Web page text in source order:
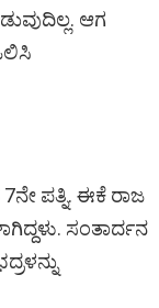
ಆಗ
7ನೇ ಪತ್ನಿ. ಈಕೆ ರಾಜ
ಸಂತಾರ್ದನ